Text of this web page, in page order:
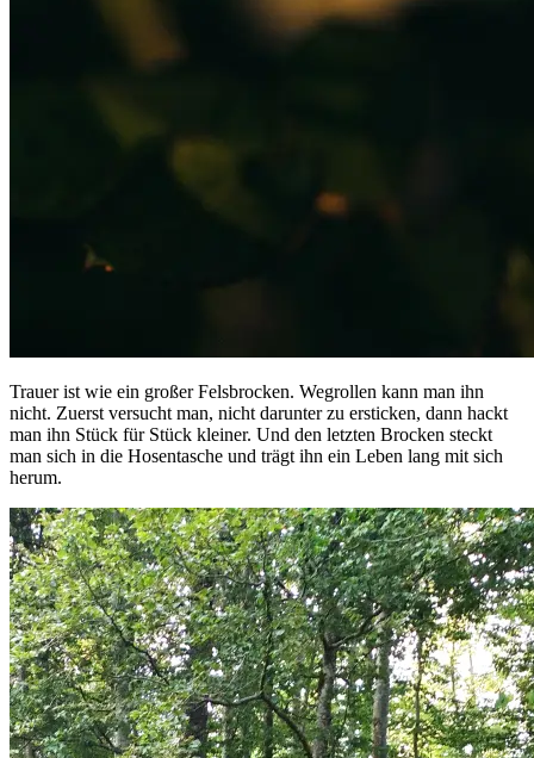
Trauer ist wie ein großer Felsbrocken. Wegrollen kann man ihn
nicht. Zuerst versucht man, nicht darunter zu ersticken, dann hackt
man ihn Stück für Stück kleiner. Und den letzten Brocken steckt
man sich in die Hosentasche und trägt ihn ein Leben lang mit sich
herum.